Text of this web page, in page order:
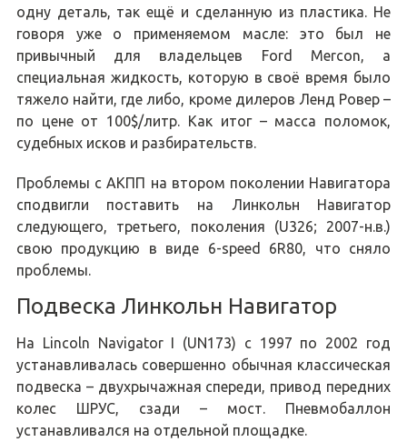
одну деталь, так ещё и сделанную из пластика. Не
говоря уже о применяемом масле: это был не
привычный для владельцев Ford Mercon, а
специальная жидкость, которую в своё время было
тяжело найти, где либо, кроме дилеров Ленд Ровер –
по цене от 100$/литр. Как итог – масса поломок,
судебных исков и разбирательств.
Проблемы с АКПП на втором поколении Навигатора
сподвигли поставить на Линкольн Навигатор
следующего, третьего, поколения (U326; 2007-н.в.)
свою продукцию в виде 6-speed 6R80, что сняло
проблемы.
Подвеска Линкольн Навигатор
На Lincoln Navigator I (UN173) с 1997 по 2002 год
устанавливалась совершенно обычная классическая
подвеска – двухрычажная спереди, привод передних
колес ШРУС, сзади – мост. Пневмобаллон
устанавливался на отдельной площадке.